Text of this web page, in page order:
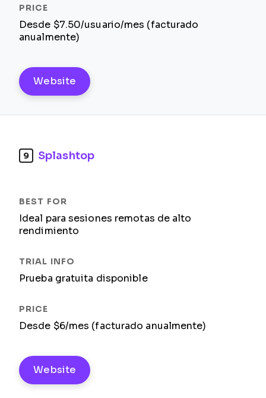
Desde $7.50/usuario/mes (facturado
anualmente)
Website
9 Splashtop
Ideal para sesiones remotas de alto
rendimiento
Prueba gratuita disponible
Desde $6/mes (facturado anualmente)
Website